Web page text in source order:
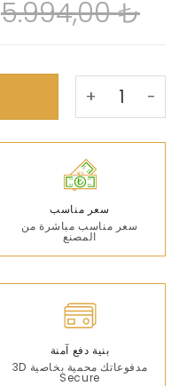
5.994,00₺
سعر مناسب
سعر مناسب مباشرة من
المصنع
بنية دفع آمنة
مدفوعاتك محمية بخاصية 3D
Secure